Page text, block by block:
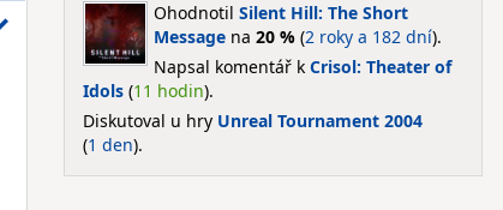
Ohodnotil Silent Hill: The Short
Messagena 20 %(2 roky a 182 dní).
Napsal komentář k Crisol: Theater of
Idols(11 hodin).
Diskutoval u hry Unreal Tournament 2004
(1 den).